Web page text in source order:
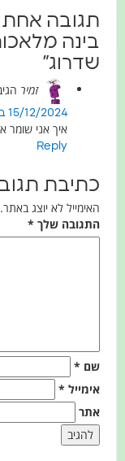
תגובה אחת
שדרוג”
זמיר הגיב:
15/12/2024 בשעה 0:12
איך אני שומר את
Reply
כתיבת תגובה
האימייל לא יוצג באתר.
התגובה שלך*
*
אימייל*